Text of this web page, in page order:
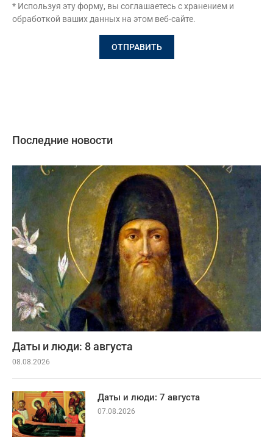
* Используя эту форму, вы соглашаетесь с хранением и
обработкой ваших данных на этом веб-сайте.
Последние новости
Даты и люди: 8 августа
08.08.2026
Даты и люди: 7 августа
07.08.2026